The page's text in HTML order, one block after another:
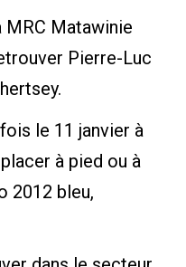
MRC Matawinie
Pierre-Luc
le 11 janvier à
à pied ou à
2012 bleu,